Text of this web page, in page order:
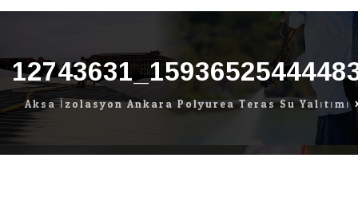
content
Aksa İzolasyon Ankara Polyurea Teras Su Yalıtımı